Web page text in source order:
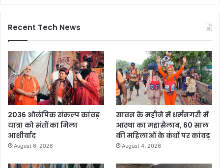
Recent Tech News
2036 ओलंपिक संकल्प कांवड़
यात्रा को संतों का मिला
आशीर्वाद
August 6, 2026
सावन के महीने में धर्मनगरी में
आस्था का महासैलाब, 60 साल
की महिलाओं के कंधों पर कांवड़
August 4, 2026